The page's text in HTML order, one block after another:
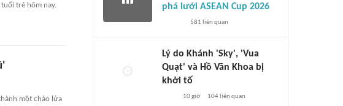
trẻ hôm nay.
một chảo lửa
phá lưới ASEAN Cup 2026
581 liên quan
Lý do Khánh 'Sky', 'Vua
Quạt' và Hồ Văn Khoa bị
khởi tố
10 giờ 104liên quan